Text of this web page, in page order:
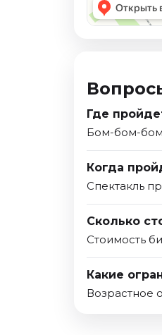
Где
Бом-бом-бом
Когда
Спектакль
Сколько
Стоимость
Какие
Возрастное